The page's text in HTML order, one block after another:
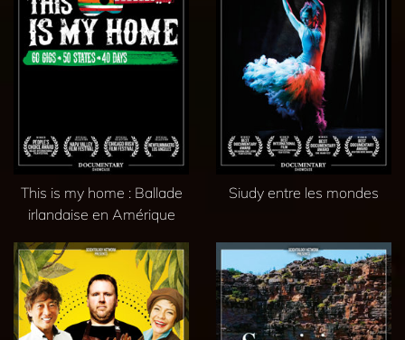
This is my home : Ballade
irlandaise en Amérique
Siudy entre les mondes